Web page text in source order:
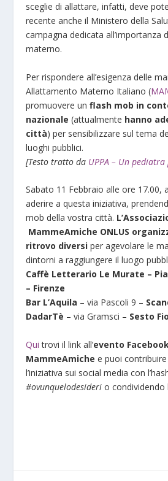
sceglie di allattare, infatti, deve
recente anche il Ministero della
campagna dedicata all’importanza
materno.
Per rispondere all’esigenza delle
Allattamento Materno Italiano (
promuovere unflash mob in
nazionale (attualmente hanno
città) per sensibilizzare sul tema
luoghi pubblici.
[Testo tratto da UPPA – Un
Sabato 11 Febbraio alle ore 17.00,
aderire a questa iniziativa,
mob della vostra città.
MammeAmiche ONLUS
ritrovo diversi per agevolare le
dintorni a raggiungere il luogo
Caffè Letterario Le Murate –
– Firenze
Bar L’Aquila – via Pascoli 9 –
DadarTè – via Gramsci – Sesto
Qui trovi il link all’evento Facebook
MammeAmiche e puoi
l’iniziativa sui social media con
#ovunquelodesideri o condividendo